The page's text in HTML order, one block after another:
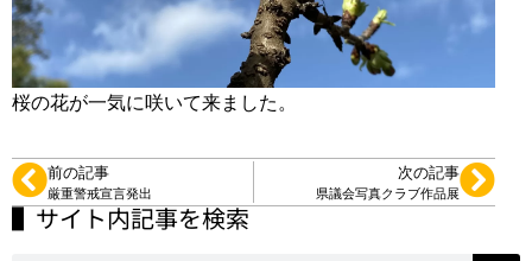
桜の花が一気に咲いて来ました。
前の記事
厳重警戒宣言発出
次の記事
県議会写真クラブ作品展
▌サイト内記事を検索